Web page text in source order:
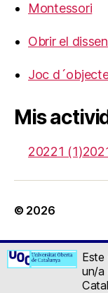
Montessori
Obrir el
Joc
Mis
20221 (1)
© 2026
un/a